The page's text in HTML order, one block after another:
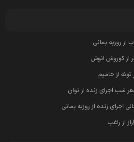
از روزبه بمانی
از کوروش انوش
از حامیم
شب اجرای زنده از نوان
اجرای زنده از روزبه بمانی
از راغب